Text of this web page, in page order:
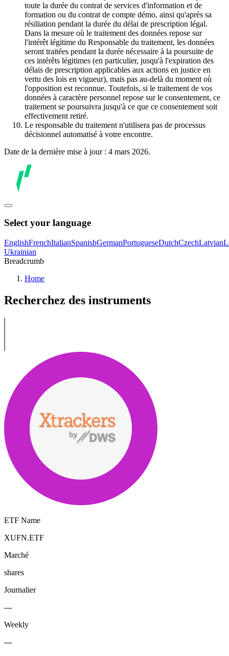
toute la durée du contrat de services d'information et de
formation ou du contrat de compte démo, ainsi qu'après sa
résiliation pendant la durée du délai de prescription légal.
Dans la mesure où le traitement des données repose sur
l'intérêt légitime du Responsable du traitement, les données
seront traitées pendant la durée nécessaire à la poursuite de
ces intérêts légitimes (en particulier, jusqu'à l'expiration des
délais de prescription applicables aux actions en justice en
vertu des lois en vigueur), mais pas au-delà du moment où
l'opposition est reconnue. Toutefois, si le traitement de vos
données à caractère personnel repose sur le consentement, ce
traitement se poursuivra jusqu'à ce que ce consentement soit
effectivement retiré.
Le responsable du traitement n'utilisera pas de processus
décisionnel automatisé à votre encontre.
Date de la dernière mise à jour : 4 mars 2026.
Select your language
EnglishFrenchItalianSpanishGermanPortugueseDutchCzechLatvian
Ukrainian
Breadcrumb
Home
Recherchez des instruments
ETF Name
XUFN.ETF
Marché
shares
Journalier
---
Weekly
---